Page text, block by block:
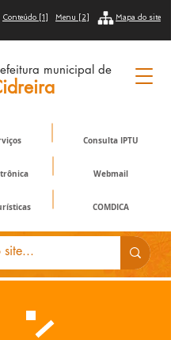
Consulta IPTU
COMDICA
Webmail
Conteúdo [1] Menu [2] Mapa do site
municipal de